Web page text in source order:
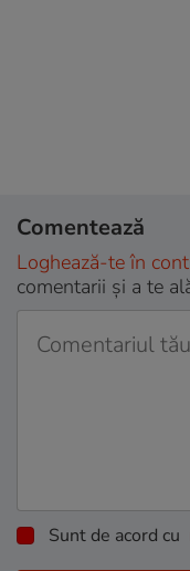
Comentează
Loghează-te în
comentarii și a te
Sunt de acord cu